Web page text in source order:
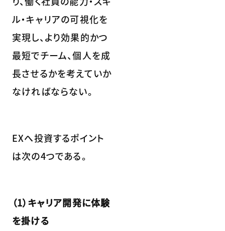
ル・キャリアの可視化を
実現し、より効果的かつ
最短でチーム、個人を成
長させるかを考えていか
なければならない。
EXへ投資するポイント
は次の4つである。
（1）キャリア開発に体験
を掛ける